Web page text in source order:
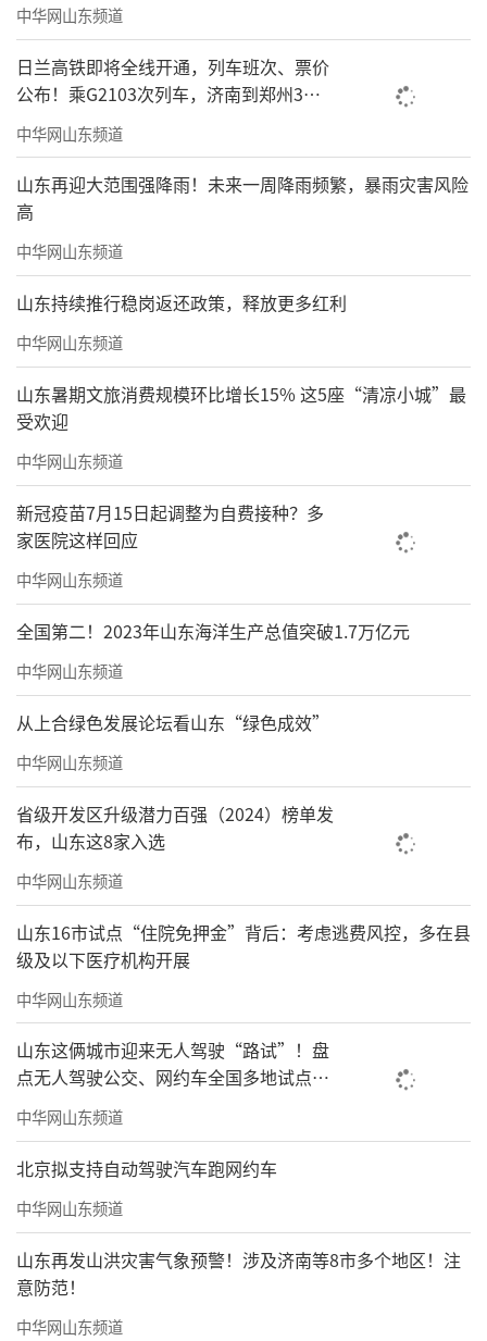
中华网山东频道
日兰高铁即将全线开通，列车班次、票价
公布！乘G2103次列车，济南到郑州3小
时到达
中华网山东频道
山东再迎大范围强降雨！未来一周降雨频繁，暴雨灾害风险
高
中华网山东频道
山东持续推行稳岗返还政策，释放更多红利
中华网山东频道
山东暑期文旅消费规模环比增长15% 这5座“清凉小城”最
受欢迎
中华网山东频道
新冠疫苗7月15日起调整为自费接种？多
家医院这样回应
中华网山东频道
全国第二！2023年山东海洋生产总值突破1.7万亿元
中华网山东频道
从上合绿色发展论坛看山东“绿色成效”
中华网山东频道
省级开发区升级潜力百强（2024）榜单发
布，山东这8家入选
中华网山东频道
山东16市试点“住院免押金”背后：考虑逃费风控，多在县
级及以下医疗机构开展
中华网山东频道
山东这俩城市迎来无人驾驶“路试”！盘
点无人驾驶公交、网约车全国多地试点之
路
中华网山东频道
北京拟支持自动驾驶汽车跑网约车
中华网山东频道
山东再发山洪灾害气象预警！涉及济南等8市多个地区！注
意防范！
中华网山东频道